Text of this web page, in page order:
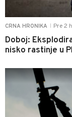
CRNA HRONIKA Pre 2 h
Doboj:
nisko rastinje u